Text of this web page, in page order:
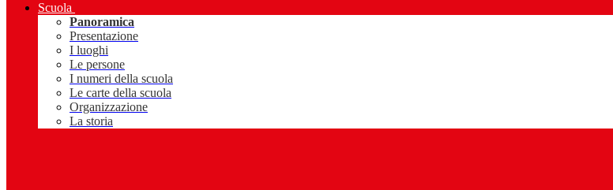
Scuola
Panoramica
Presentazione
I luoghi
Le persone
I numeri della scuola
Le carte della scuola
Organizzazione
La storia